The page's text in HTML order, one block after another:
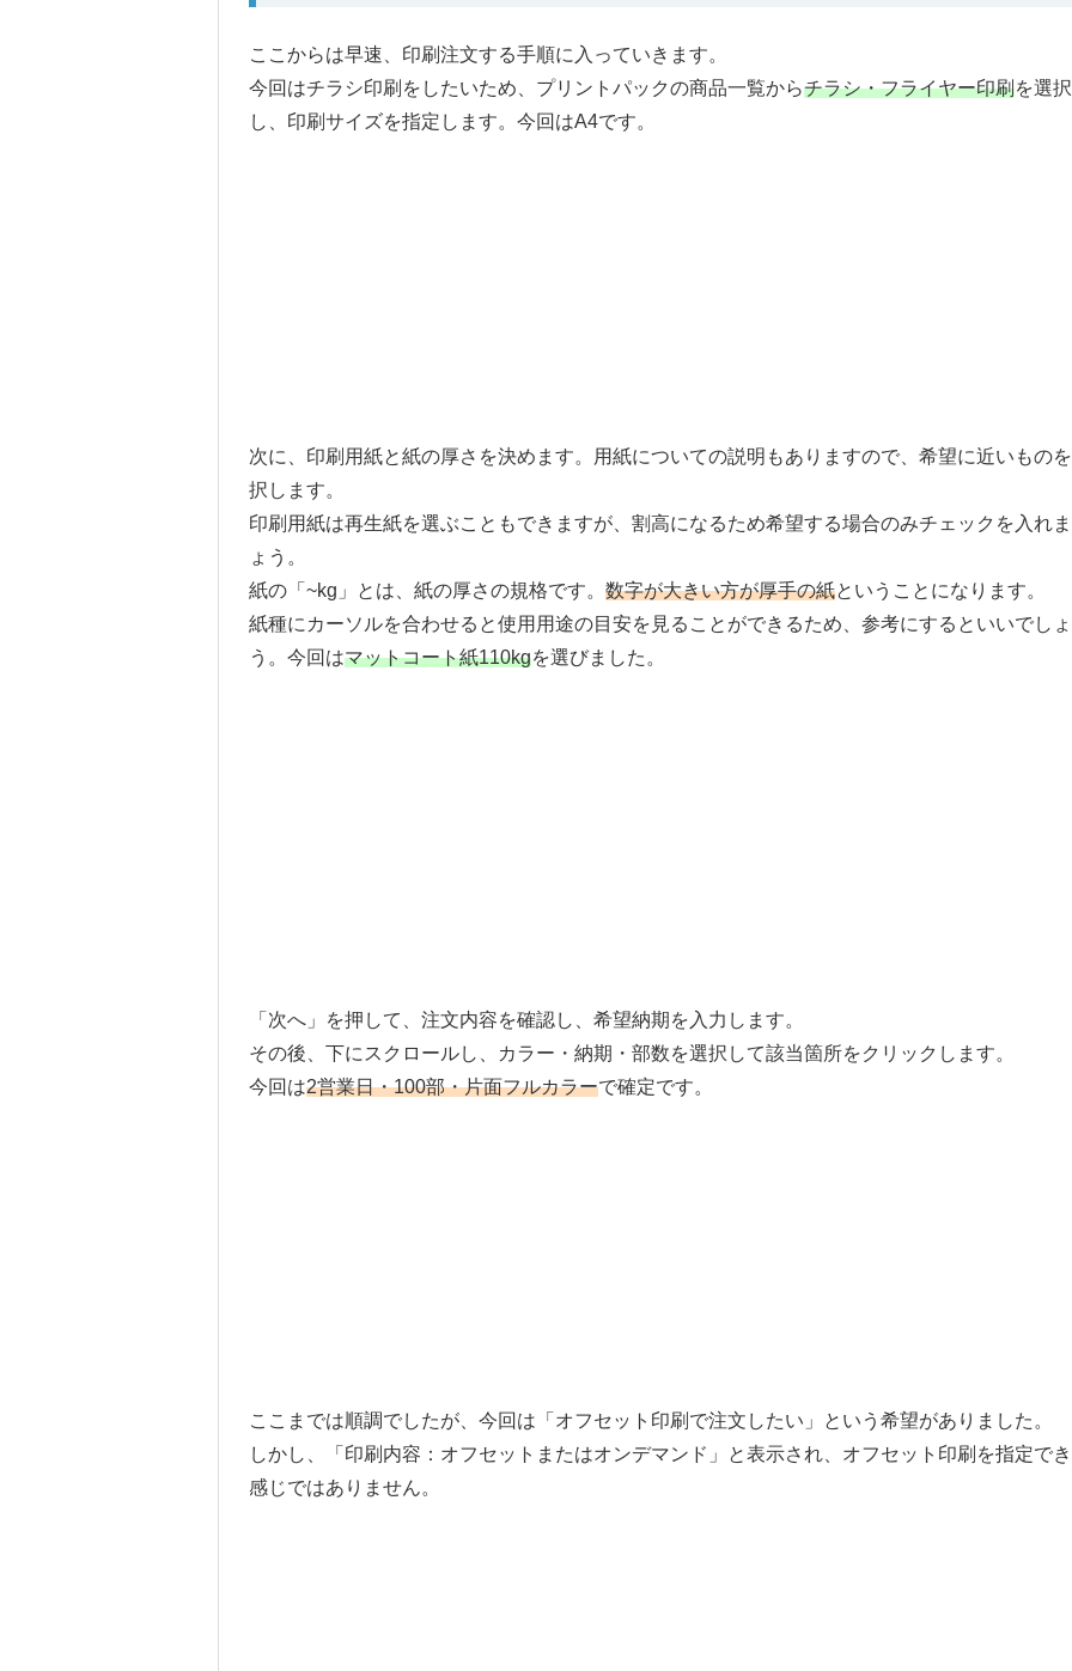
ここからは早速、印刷注文する手順に入っていきます。
今回はチラシ印刷をしたいため、プリントパックの商品一覧からチラシ・フライヤー印刷を選択
し、印刷サイズを指定します。今回はA4です。
次に、印刷用紙と紙の厚さを決めます。用紙についての説明もありますので、希望に近いもの
択します。
印刷用紙は再生紙を選ぶこともできますが、割高になるため希望する場合のみチェックを入れ
ょう。
紙の「~kg」とは、紙の厚さの規格です。 数字が大きい方が厚手の紙ということになります。
紙種にカーソルを合わせると使用用途の目安を見ることができるため、参考にするといいでしょ
う。今回はマットコート紙110kgを選びました。
「次へ」を押して、注文内容を確認し、希望納期を入力します。
その後、下にスクロールし、カラー・納期・部数を選択して該当箇所をクリックします。
今回は2営業日・100部・片面フルカラーで確定です。
ここまでは順調でしたが、今回は「オフセット印刷で注文したい」という希望がありました。
しかし、「印刷内容：オフセットまたはオンデマンド」と表示され、オフセット印刷を指定で
感じではありません。